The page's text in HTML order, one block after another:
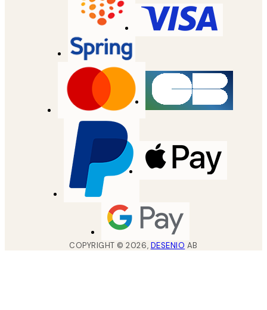
COPYRIGHT ©2026, DESENIO AB